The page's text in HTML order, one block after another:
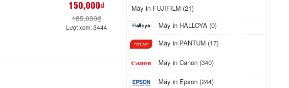
150,000₫
185,000₫
Lượt xem: 3444
Máy in FUJIFILM (21)
Máy in HALLOYA (0)
Máy in PANTUM (17)
Máy in Canon (340)
Máy in Epson (244)